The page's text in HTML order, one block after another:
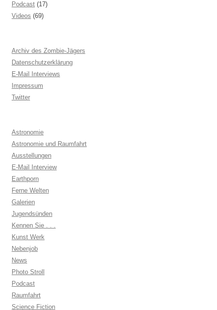
Podcast (17)
Videos (69)
Archiv des Zombie-Jägers
Datenschutzerklärung
E-Mail Interviews
Impressum
Twitter
Astronomie
Astronomie und Raumfahrt
Ausstellungen
E-Mail Interview
Earthporn
Ferne Welten
Galerien
Jugendsünden
Kennen Sie . . .
Kunst Werk
Nebenjob
News
Photo Stroll
Podcast
Raumfahrt
Science Fiction